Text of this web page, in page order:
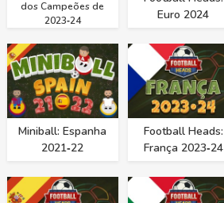
dos Campeões de
2023‑24
Euro 2024
Miniball: Espanha
2021‑22
Football Heads:
França 2023‑24